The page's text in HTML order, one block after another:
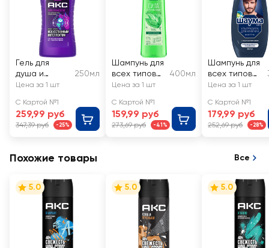
Гель для
душа и
шампунь
3в1 Сила
технологий
Синтезирова
базилик
250мл
Цена за 1 шт
С Картой №1
259,99 руб
347,39 руб -25%
Шампунь для
всех типов
волос
ЛИНИЯ
Крапива, на
отваре
400мл
Цена за 1 шт
С Картой №1
159,99 руб
273,69 руб -41%
Шампунь для
всех типов
волос
ШАУМА Men
Ultra Сила
Цена за 1 шт
С Картой №1
179,99 руб
252,69 руб -28%
Похожие товары Все
5.0 5.0 5.0